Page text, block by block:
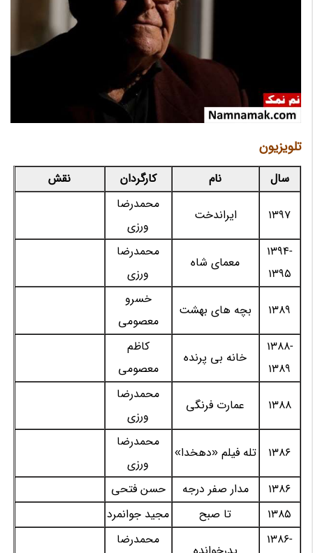
تلویزیون
سال نام کارگردان نقش
1397 ایراندخت
محمدرضا
ورزی
1394-
1395
معمای شاه
محمدرضا
ورزی
1389 بچه های بهشت
خسرو
معصومی
1388-
1389
خانه بی پرنده
کاظم
معصومی
1388 عمارت فرنگی
محمدرضا
ورزی
1386 تله فیلم «دهخدا»
محمدرضا
ورزی
1386
مدار صفر درجه
حسن فتحی
1385
تا صبح
مجید جوانمرد
1386-
محمدرضا